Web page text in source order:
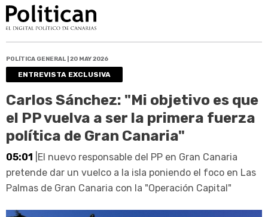
POLÍTICA GENERAL | 20 MAY 2026
ENTREVISTA EXCLUSIVA
Carlos Sánchez: "Mi objetivo es que
el PP vuelva a ser la primera fuerza
política de Gran Canaria"
05:01 |El nuevo responsable del PP en Gran Canaria
pretende dar un vuelco a la isla poniendo el foco en Las
Palmas de Gran Canaria con la "Operación Capital"